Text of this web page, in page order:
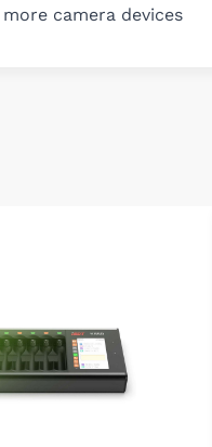
camera devices